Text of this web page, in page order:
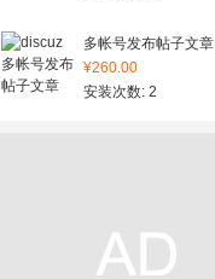
多帐号发布帖子文章
¥260.00
安装次数: 2